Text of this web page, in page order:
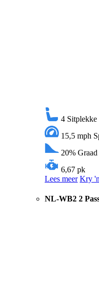
4 Sitplekke
15,5 mph
20%
6,67 pk
Lees meer Kry
NL-WB2 2